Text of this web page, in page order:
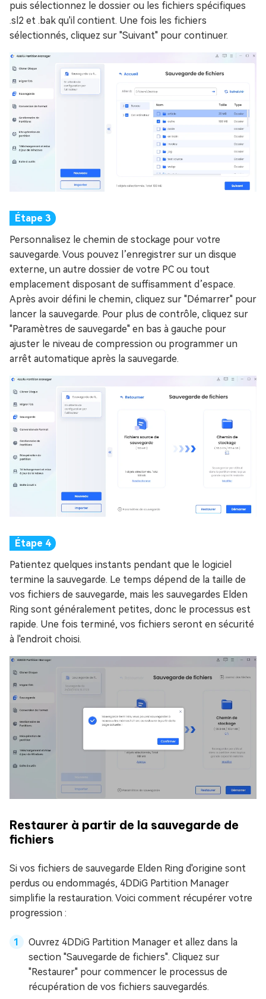
puis sélectionnez le dossier ou les fichiers spécifiques
.sl2 et .bak qu'il contient. Une fois les fichiers
sélectionnés, cliquez sur "Suivant" pour continuer.
Personnalisez le chemin de stockage pour votre
sauvegarde. Vous pouvez l’enregistrer sur un disque
externe, un autre dossier de votre PC ou tout
emplacement disposant de suffisamment d’espace.
Après avoir défini le chemin, cliquez sur "Démarrer" pour
lancer la sauvegarde. Pour plus de contrôle, cliquez sur
"Paramètres de sauvegarde" en bas à gauche pour
ajuster le niveau de compression ou programmer un
arrêt automatique après la sauvegarde.
Patientez quelques instants pendant que le logiciel
termine la sauvegarde. Le temps dépend de la taille de
vos fichiers de sauvegarde, mais les sauvegardes Elden
Ring sont généralement petites, donc le processus est
rapide. Une fois terminé, vos fichiers seront en sécurité
à l'endroit choisi.
Restaurer à partir de la sauvegarde de
fichiers
Si vos fichiers de sauvegarde Elden Ring d'origine sont
perdus ou endommagés, 4DDiG Partition Manager
simplifie la restauration. Voici comment récupérer votre
progression :
Ouvrez 4DDiG Partition Manager et allez dans la
section "Sauvegarde de fichiers". Cliquez sur
"Restaurer" pour commencer le processus de
récupération de vos fichiers sauvegardés.